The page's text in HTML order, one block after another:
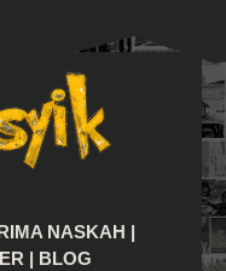
NASKAH
BLOG